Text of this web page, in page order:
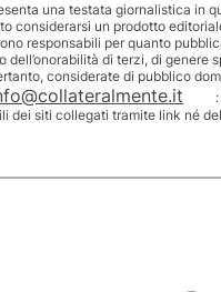
una testata giornalistica in
considerarsi un prodotto
responsabili per quanto
di terzi, di
considerate di pubblico
dei siti collegati tramite link né